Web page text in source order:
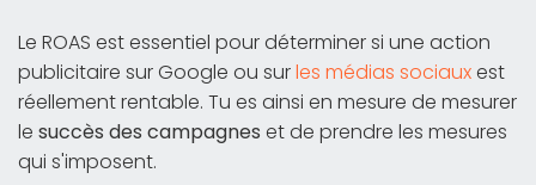
Le ROAS est essentiel pour déterminer si une action
publicitaire sur Google ou surles médias sociauxest
réellement rentable. Tu es ainsi en mesure de mesurer
le succès des campagnes et de prendre les mesures
qui s'imposent.